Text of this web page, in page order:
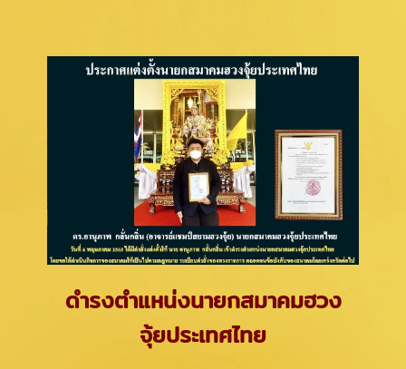
ดำรงตำแหน่งนายกสมาคมฮวง
จุ้ยประเทศไทย